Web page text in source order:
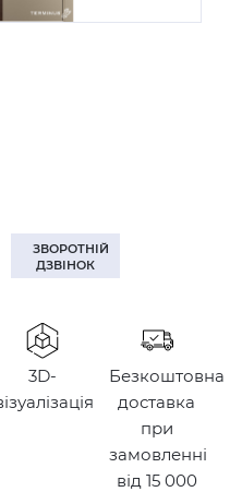
ЗВОРОТНІЙ
ДЗВІНОК
3D-
Безкоштовна
доставка
при
замовленні
від 15 000